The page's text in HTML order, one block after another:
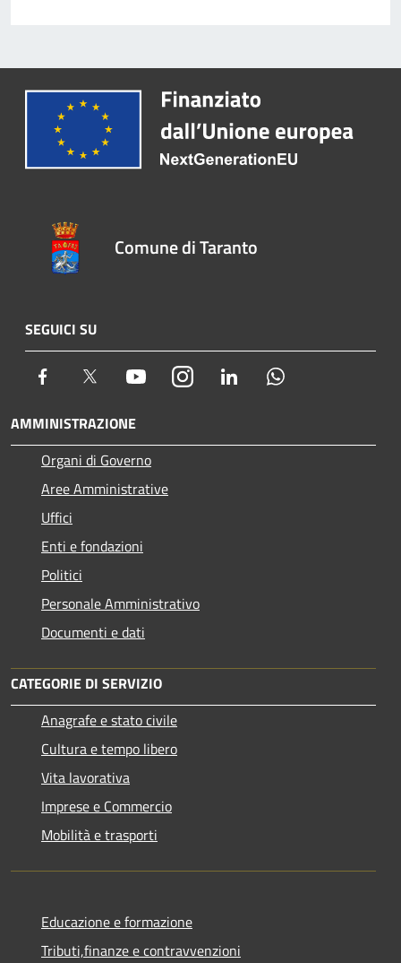
Comune di Taranto
SEGUICI SU
Facebook Twitter YoutubeInstagram LinkedIn
AMMINISTRAZIONE
Organi di Governo
Aree Amministrative
Uffici
Enti e fondazioni
Politici
Personale Amministrativo
Documenti e dati
CATEGORIE DI SERVIZIO
Anagrafe e stato civile
Cultura e tempo libero
Vita lavorativa
Imprese e Commercio
Mobilità e trasporti
Educazione e formazione
Tributi,finanze e contravvenzioni